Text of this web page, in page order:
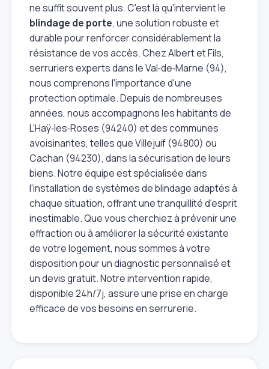
ne suffit souvent plus. C'est là qu'intervient le
blindage de porte, une solution robuste et
durable pour renforcer considérablement la
résistance de vos accès. Chez Albert et Fils,
serruriers experts dans le Val‑de‑Marne (94),
nous comprenons l'importance d'une
protection optimale. Depuis de nombreuses
années, nous accompagnons les habitants de
L'Haÿ‑les‑Roses (94240) et des communes
avoisinantes, telles que Villejuif (94800) ou
Cachan (94230), dans la sécurisation de leurs
biens. Notre équipe est spécialisée dans
l'installation de systèmes de blindage adaptés à
chaque situation, offrant une tranquillité d'esprit
inestimable. Que vous cherchiez à prévenir une
effraction ou à améliorer la sécurité existante
de votre logement, nous sommes à votre
disposition pour un diagnostic personnalisé et
un devis gratuit. Notre intervention rapide,
disponible 24h/7j, assure une prise en charge
efficace de vos besoins en serrurerie.